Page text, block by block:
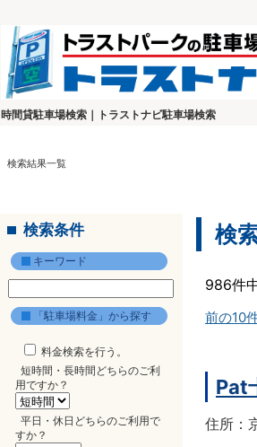
時間貸駐車場検索｜トラストナビ駐車場検索
検索結果一覧
検索条件
キーワード
「駐車場料金」から探す
料金検索を行う。
短時間・長時間どちらのご利
用ですか？
平日・休日どちらのご利用で
すか？
検
986件
前の10
Pat
住所：